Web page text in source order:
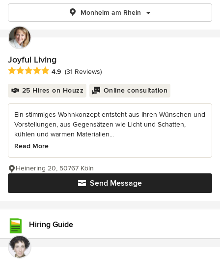
Monheim am Rhein
Joyful Living
Average rating: 4.9 out of 5 stars
4.9 (31 Reviews)
25 Hires on Houzz Online consultation
Ein stimmiges Wohnkonzept entsteht aus Ihren Wünschen und
Vorstellungen, aus Gegensätzen wie Licht und Schatten,
kühlen und warmen Materialien...
Read More
Send Message
Heinering 20, 50767 Köln
Hiring Guide